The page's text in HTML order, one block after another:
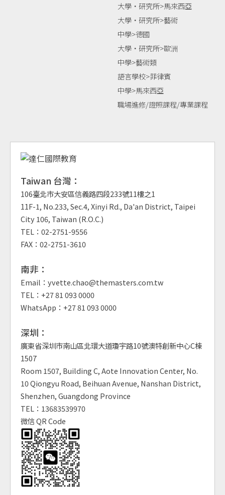
大學‧研究所>馬來西亞
大學‧研究所>藝術
中學>德國
大學‧研究所>歐洲
中學>藝術類
語言學校>菲律賓
中學>馬來西亞
職場進修/證照課程/專業課程
Taiwan 台灣：
106臺北市大安區信義路四段233號11樓之1
11F-1, No.233, Sec.4, Xinyi Rd., Da'an District, Taipei
City 106, Taiwan (R.O.C.)
TEL：02-2751-9556
FAX：02-2751-3610
南非：
Email：yvette.chao@themasters.com.tw
TEL：+27 81 093 0000
WhatsApp：+27 81 093 0000
深圳：
廣東省深圳市南山區北環大道瓊宇路10號澳特創新中心C棟
1507
Room 1507, Building C, Aote Innovation Center, No.
10 Qiongyu Road, Beihuan Avenue, Nanshan District,
Shenzhen, Guangdong Province
TEL：13683539970
微信 QR Code